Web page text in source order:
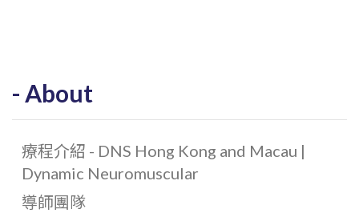
About
療程介紹 - DNS Hong Kong and Macau |
Dynamic Neuromuscular
導師團隊